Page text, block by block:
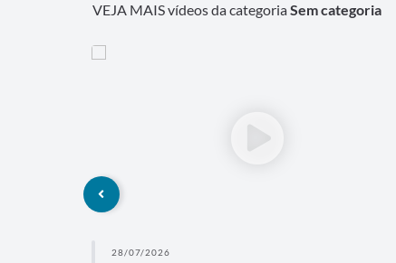
VEJA MAIS vídeos da categoriaSem categoria
28/07/2026